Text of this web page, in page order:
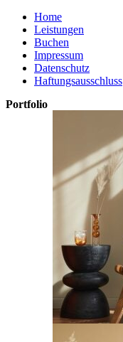
Home
Leistungen
Buchen
Impressum
Datenschutz
Haftungsausschluss
Portfolio